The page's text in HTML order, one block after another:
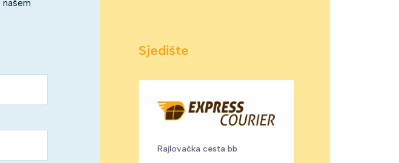
Sjedište
Rajlovačka cesta bb